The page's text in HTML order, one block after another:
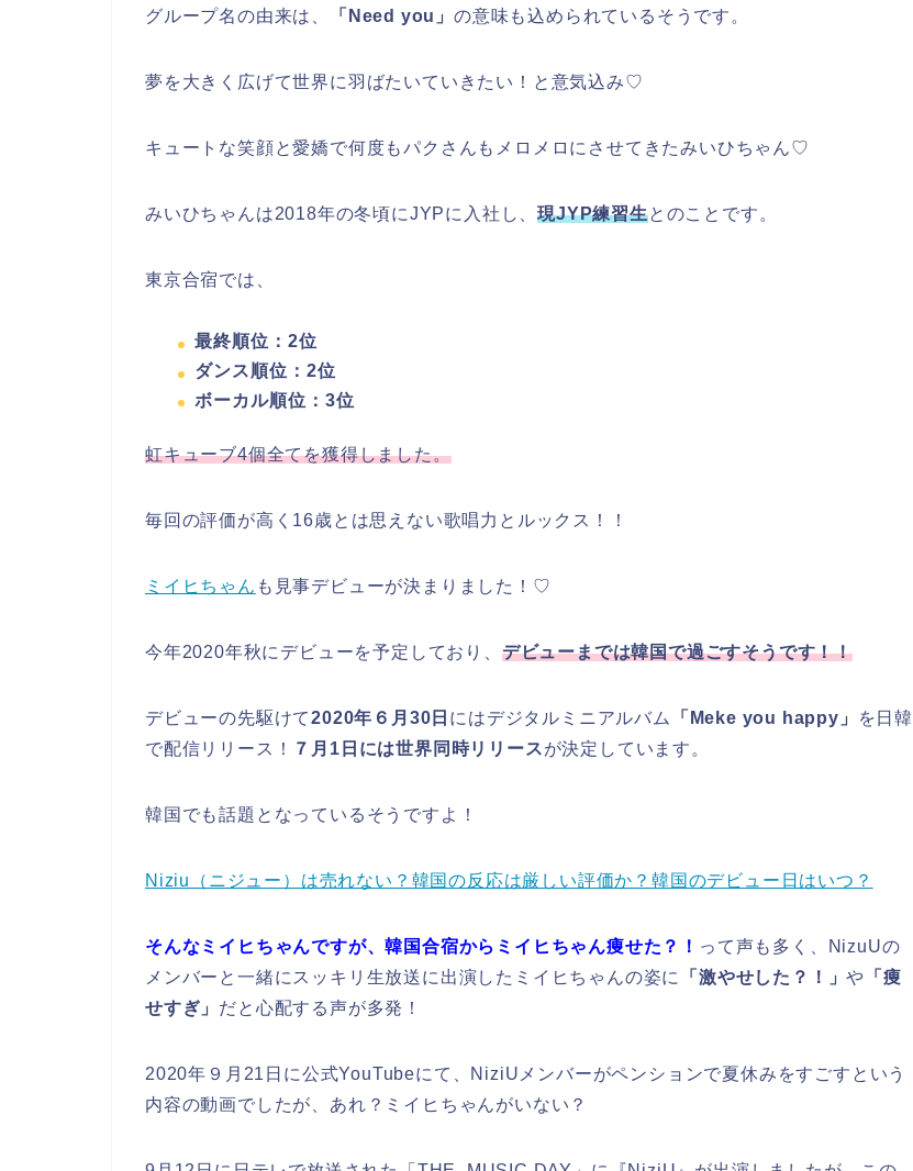
グループ名の由来は、 「Need you」 の意味も込められているそうです。
夢を大きく広げて世界に羽ばたいていきたい！と意気込み♡
キュートな笑顔と愛嬌で何度もパクさんもメロメロにさせてきたみいひちゃん♡
みいひちゃんは2018年の冬頃にJYPに入社し、現JYP練習生とのことです。
東京合宿では、
最終順位：2位
ダンス順位：2位
ボーカル順位：3位
虹キューブ4個全てを獲得しました。
毎回の評価が高く16歳とは思えない歌唱力とルックス！！
ミイヒちゃん も見事デビューが決まりました！♡
今年2020年秋にデビューを予定しており、 デビューまでは韓国で過ごすそうです！！
デビューの先駆けて2020年６月30日 にはデジタルミニアルバム 「Meke you happy」
を日韓
で配信リリース！
７月1日には世界同時リリースが決定しています。
韓国でも話題となっているそうですよ！
Niziu（ニジュー）は売れない？韓国の反応は厳しい評価か？韓国のデビュー日はいつ？
そんなミイヒちゃんですが、韓国合宿からミイヒちゃん痩せた？！ って声も多く、NizuUの
メンバーと一緒にスッキリ生放送に出演したミイヒちゃんの姿に
「激やせした？！」や 「痩
せすぎ」 だと心配する声が多発！
2020年９月21日に公式YouTubeにて、NiziUメンバーがペンションで夏休みをすごすという
内容の動画でしたが、あれ？ミイヒちゃんがいない？